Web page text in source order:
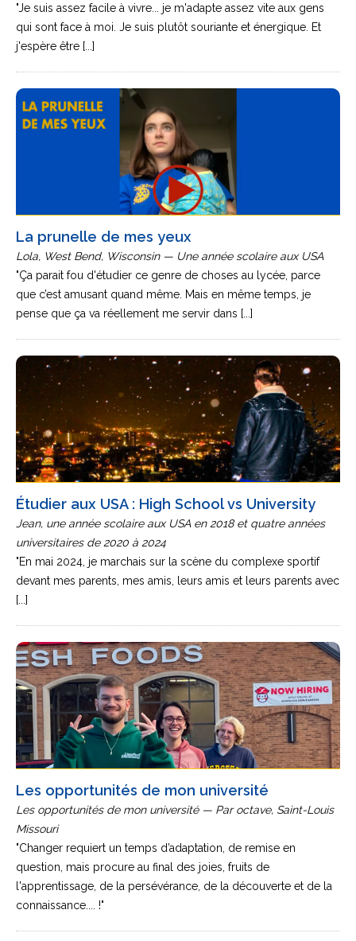
"Je suis assez facile à vivre... je m'adapte assez vite aux gens
qui sont face à moi. Je suis plutôt souriante et énergique. Et
j'espère être [...]
La prunelle de mes yeux
Lola, West Bend, Wisconsin — Une année scolaire aux USA
"Ça parait fou d'étudier ce genre de choses au lycée, parce
que c’est amusant quand même. Mais en même temps, je
pense que ça va réellement me servir dans [...]
Étudier aux USA : High School vs University
Jean, une année scolaire aux USA en 2018 et quatre années
universitaires de 2020 à 2024
"En mai 2024, je marchais sur la scène du complexe sportif
devant mes parents, mes amis, leurs amis et leurs parents avec
[...]
Les opportunités de mon université
Les opportunités de mon université — Par octave, Saint-Louis
Missouri
"Changer requiert un temps d’adaptation, de remise en
question, mais procure au final des joies, fruits de
l'apprentissage, de la persévérance, de la découverte et de la
connaissance.... !"